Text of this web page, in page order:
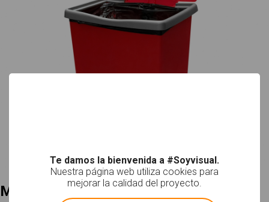
Mi selección
Te damos la bienvenida a #Soyvisual.
Nuestra página web utiliza cookies para
mejorar la calidad del proyecto.
! Not valid!